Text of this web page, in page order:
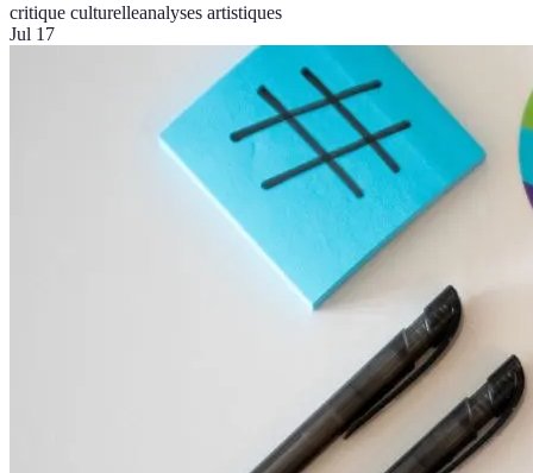
critique culturelleanalyses artistiques
Jul 17